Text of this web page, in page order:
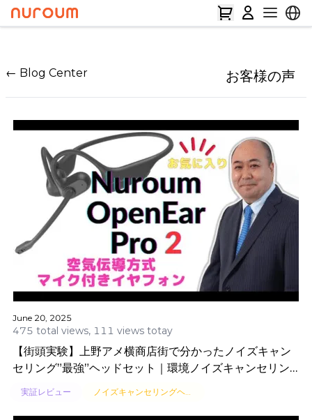
← Blog Center お客様の声
June 20, 2025
475 total views, 111 views totay
【街頭実験】上野アメ横商店街で分かったノイズキャン
セリング”最強”ヘッドセット｜環境ノイズキャンセリン
実証レビュー